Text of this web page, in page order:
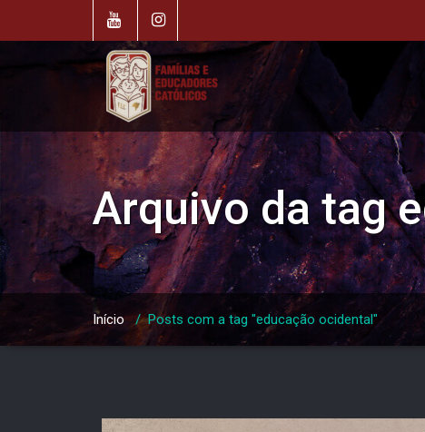
content
Arquivo da tag
Início/Posts com a tag "educação ocidental"